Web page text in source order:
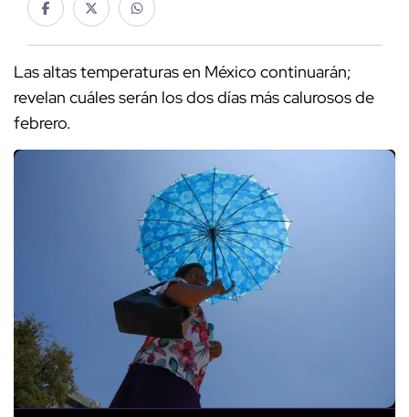
Las altas temperaturas en México continuarán;
revelan cuáles serán los dos días más calurosos de
febrero.